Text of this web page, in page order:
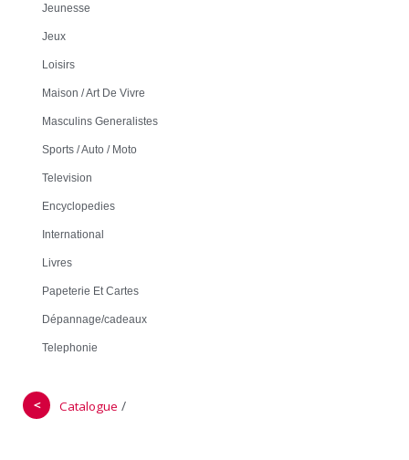
Jeunesse
Jeux
Loisirs
Maison / Art De Vivre
Masculins Generalistes
Sports / Auto / Moto
Television
Encyclopedies
International
Livres
Papeterie Et Cartes
Dépannage/cadeaux
Telephonie
＜ Catalogue /